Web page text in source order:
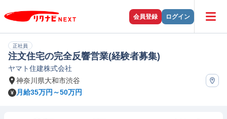
会員登録 ログイン
正社員
注文住宅の完全反響営業(経験者募集)
ヤマト住建株式会社
神奈川県大和市渋谷
月給35万円～50万円